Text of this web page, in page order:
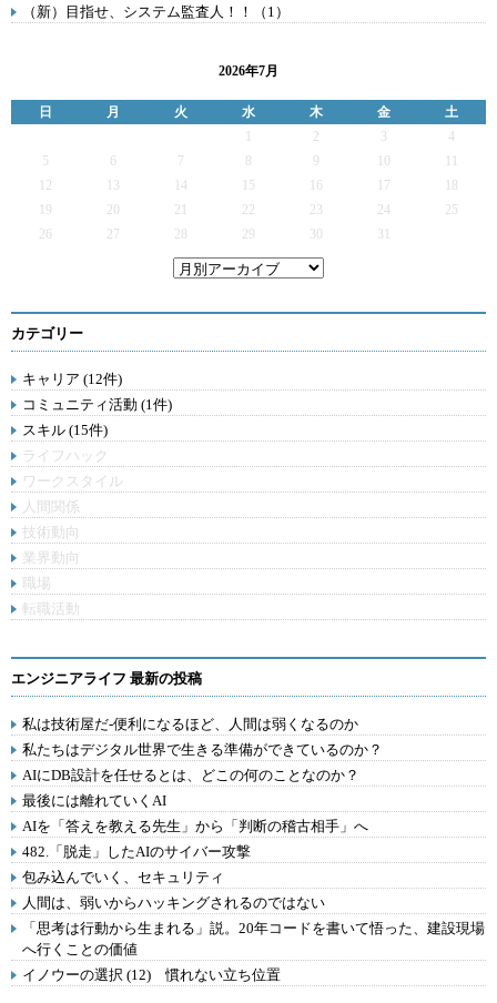
（新）目指せ、システム監査人！！（1）
2026年7月
日 月 火 水 木 金
土
2 3
4
5
6 7 9
12
13 14 15 16 17
19
20 21 22 23 24
25
26
27 28 29 30 31
カテゴリー
キャリア (12件)
コミュニティ活動 (1件)
スキル (15件)
ライフハック
ワークスタイル
人間関係
技術動向
業界動向
職場
転職活動
エンジニアライフ 最新の投稿
私は技術屋だ-便利になるほど、人間は弱くなるのか
私たちはデジタル世界で生きる準備ができているのか？
AIにDB設計を任せるとは、どこの何のことなのか？
最後には離れていくAI
AIを「答えを教える先生」から「判断の稽古相手」へ
482.「脱走」したAIのサイバー攻撃
包み込んでいく、セキュリティ
人間は、弱いからハッキングされるのではない
「思考は行動から生まれる」説。20年コードを書いて悟った、建設現場
へ行くことの価値
イノウーの選択 (12) 慣れない立ち位置